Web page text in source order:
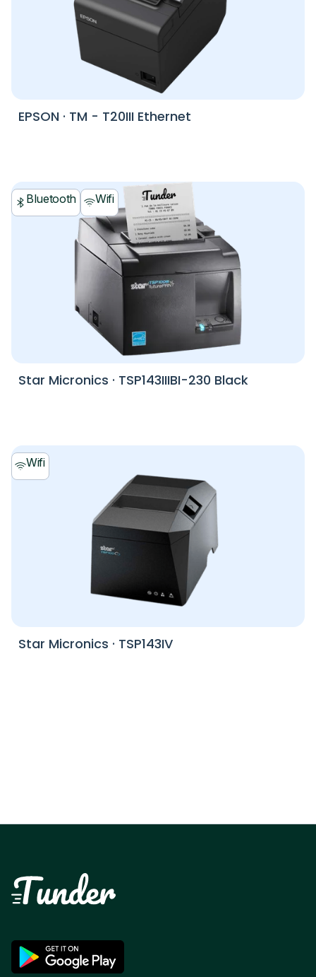
EPSON · TM - T20III Ethernet
Bluetooth Wifi
Star Micronics · TSP143IIIBI-230 Black
Wifi
Star Micronics · TSP143IV